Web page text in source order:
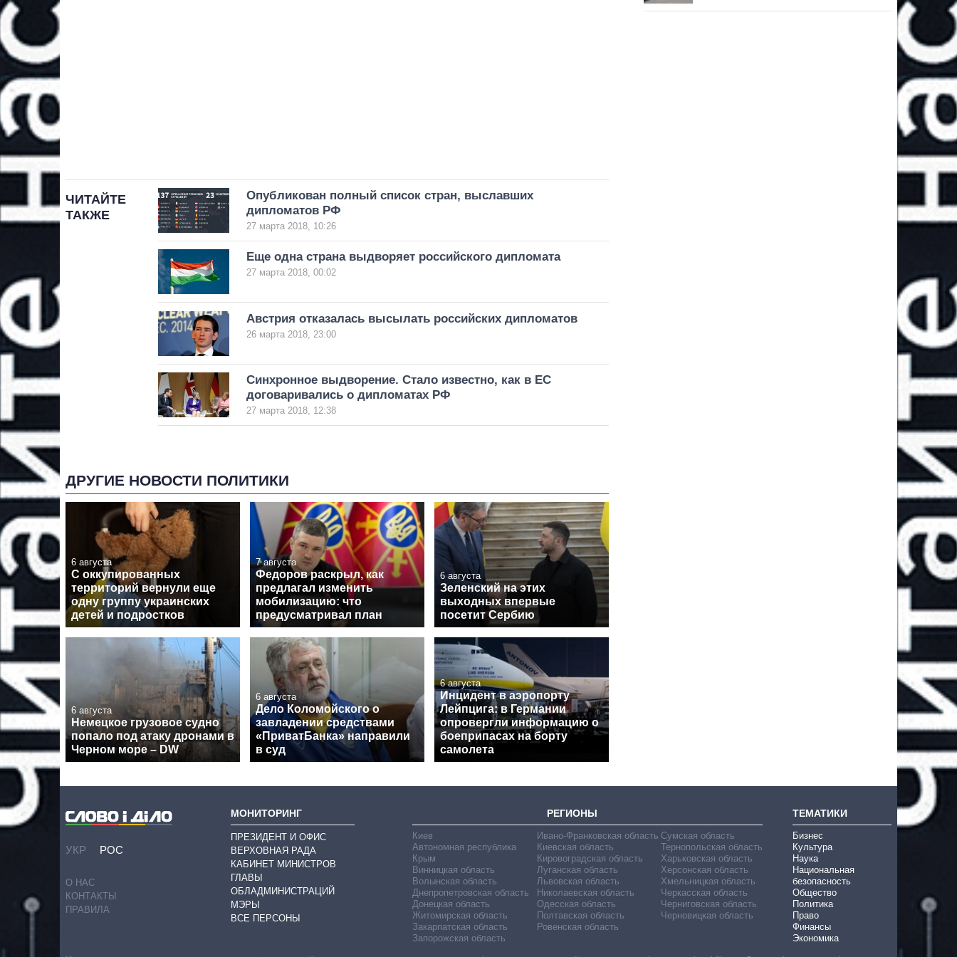
ЧИТАЙТЕ
ТАКЖЕ
Опубликован полный список стран, выславших
дипломатов РФ
27 марта 2018, 10:26
Еще одна страна выдворяет российского дипломата
27 марта 2018, 00:02
Австрия отказалась высылать российских дипломатов
26 марта 2018, 23:00
Синхронное выдворение. Стало известно, как в ЕС
договаривались о дипломатах РФ
27 марта 2018, 12:38
ДРУГИЕ НОВОСТИ ПОЛИТИКИ
6 августа
С оккупированных
территорий вернули еще
одну группу украинских
детей и подростков
7 августа
Федоров раскрыл, как
предлагал изменить
мобилизацию: что
предусматривал план
6 августа
Зеленский на этих
выходных впервые
посетит Сербию
6 августа
Немецкое грузовое судно
попало под атаку дронами в
Черном море – DW
6 августа
Дело Коломойского о
завладении средствами
«ПриватБанка» направили
в суд
6 августа
Инцидент в аэропорту
Лейпцига: в Германии
опровергли информацию о
боеприпасах на борту
самолета
УКР РОС
О НАС
КОНТАКТЫ
ПРАВИЛА
МОНИТОРИНГ
ПРЕЗИДЕНТ И ОФИС
ВЕРХОВНАЯ РАДА
КАБИНЕТ МИНИСТРОВ
ГЛАВЫ
ОБЛАДМИНИСТРАЦИЙ
МЭРЫ
ВСЕ ПЕРСОНЫ
РЕГИОНЫ
Киев
Автономная республика
Крым
Винницкая область
Волынская область
Днепропетровская область
Донецкая область
Житомирская область
Закарпатская область
Запорожская область
Ивано-Франковская область
Киевская область
Кировоградская область
Луганская область
Львовская область
Николаевская область
Одесская область
Полтавская область
Ровенская область
Сумская область
Тернопольская область
Харьковская область
Херсонская область
Хмельницкая область
Черкасская область
Черниговская область
Черновицкая область
ТЕМАТИКИ
Бизнес
Культура
Наука
Национальная
безопасность
Общество
Политика
Право
Финансы
Экономика